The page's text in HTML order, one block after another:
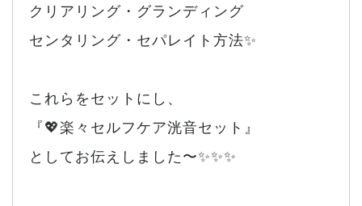
クリアリング・グランディング
センタリング・セパレイト方法✨
これらをセットにし、
『💖楽々セルフケア洸音セット』
としてお伝えしました〜✨✨✨